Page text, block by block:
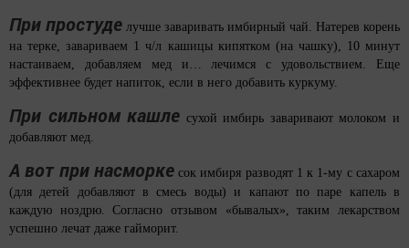
При простуде лучше заваривать имбирный чай. Натерев корень
на терке, завариваем 1 ч/л кашицы кипятком (на чашку), 10 минут
настаиваем, добавляем мед и… лечимся с удовольствием. Еще
эффективнее будет напиток, если в него добавить куркуму.
При сильном кашле сухой имбирь заваривают молоком и
добавляют мед.
А вот при насморкесок имбиря разводят 1 к 1-му с сахаром
(для детей добавляют в смесь воды) и капают по паре капель в
каждую ноздрю. Согласно отзывом «бывалых», таким лекарством
успешно лечат даже гайморит.